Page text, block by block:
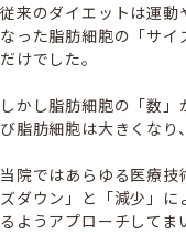
従来のダイエットは運動
なった脂肪細胞の「サイ
だけでした。
しかし脂肪細胞の「数
び脂肪細胞は大きくなり
当院ではあらゆる医療
ズダウン」と「減少」に
るようアプローチしてま